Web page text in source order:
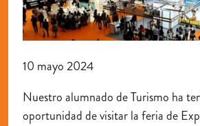
10 mayo 2024
Nuestro alumnado de Turismo ha
oportunidad de visitar la feria de